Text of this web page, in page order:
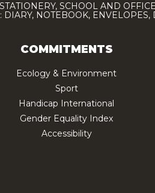
STATIONERY, SCHOOL AND
DIARY, NOTEBOOK,
COMMITMENTS
Ecology & Environment
Sport
Handicap International
Gender Equality Index
Accessibility